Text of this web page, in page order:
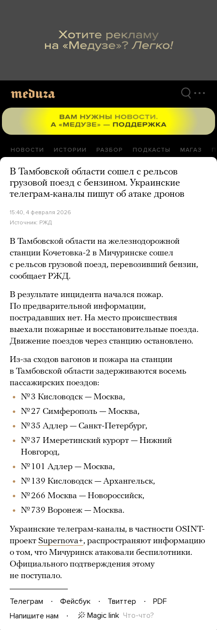
НОВОСТИ ИСТОРИИ РАЗБОР ПОДКАСТЫ МАГАЗ
В Тамбовской области сошел с рельсов
грузовой поезд с бензином. Украинские
телеграм-каналы пишут об атаке дронов
15:40, 4 февраля 2026
Источник: РЖД
В Тамбовской области на железнодорожной
станции Кочетовка-2 в Мичуринске сошел
с рельсов грузовой поезд, перевозивший бензин,
сообщает РЖД.
В результате инцидента начался пожар.
По предварительной информации,
пострадавших нет. На место происшествия
выехали пожарные и восстановительные поезда.
Движение поездов через станцию остановлено.
Из-за сходов вагонов и пожара на станции
в Тамбовской области задерживаются восемь
пассажирских поездов:
№ 3 Кисловодск — Москва,
№ 27 Симферополь — Москва,
№ 35 Адлер — Санкт-Петербург,
№ 37 Имеретинский курорт — Нижний
Новгород,
№ 101 Адлер — Москва,
№ 139 Кисловодск — Архангельск,
№ 266 Москва — Новороссийск,
№ 739 Воронеж — Москва.
Украинские телеграм-каналы, в частности OSINT-
проект Supernova+, распространяют информацию
о том, что Мичуринск атаковали беспилотники.
Официального подтверждения этому
не поступало.
Телеграм Фейсбук Твиттер
PDF
Напишите нам
Magic link Что-что?